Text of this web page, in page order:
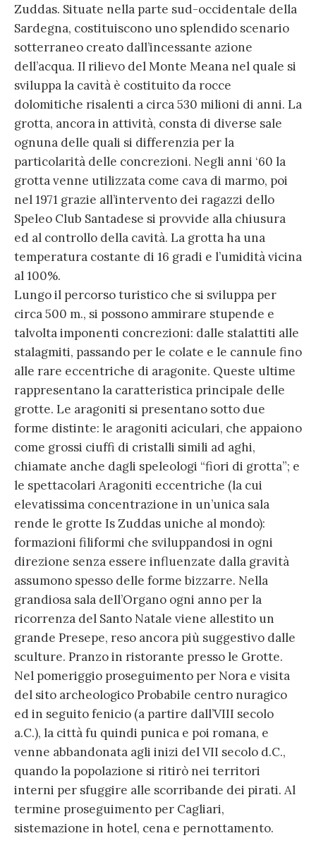
Zuddas. Situate nella parte sud-occidentale della
Sardegna, costituiscono uno splendido scenario
sotterraneo creato dall’incessante azione
dell’acqua. Il rilievo del Monte Meana nel quale si
sviluppa la cavità è costituito da rocce
dolomitiche risalenti a circa 530 milioni di anni. La
grotta, ancora in attività, consta di diverse sale
ognuna delle quali si differenzia per la
particolarità delle concrezioni. Negli anni ‘60 la
grotta venne utilizzata come cava di marmo, poi
nel 1971 grazie all’intervento dei ragazzi dello
Speleo Club Santadese si provvide alla chiusura
ed al controllo della cavità. La grotta ha una
temperatura costante di 16 gradi e l’umidità vicina
al 100%.
Lungo il percorso turistico che si sviluppa per
circa 500 m., si possono ammirare stupende e
talvolta imponenti concrezioni: dalle stalattiti alle
stalagmiti, passando per le colate e le cannule fino
alle rare eccentriche di aragonite. Queste ultime
rappresentano la caratteristica principale delle
grotte. Le aragoniti si presentano sotto due
forme distinte: le aragoniti aciculari, che appaiono
come grossi ciuffi di cristalli simili ad aghi,
chiamate anche dagli speleologi “fiori di grotta”; e
le spettacolari Aragoniti eccentriche (la cui
elevatissima concentrazione in un’unica sala
rende le grotte Is Zuddas uniche al mondo):
formazioni filiformi che sviluppandosi in ogni
direzione senza essere influenzate dalla gravità
assumono spesso delle forme bizzarre. Nella
grandiosa sala dell’Organo ogni anno per la
ricorrenza del Santo Natale viene allestito un
grande Presepe, reso ancora più suggestivo dalle
sculture. Pranzo in ristorante presso le Grotte.
Nel pomeriggio proseguimento per Nora e visita
del sito archeologico Probabile centro nuragico
ed in seguito fenicio (a partire dall’VIII secolo
a.C.), la città fu quindi punica e poi romana, e
venne abbandonata agli inizi del VII secolo d.C.,
quando la popolazione si ritirò nei territori
interni per sfuggire alle scorribande dei pirati. Al
termine proseguimento per Cagliari,
sistemazione in hotel, cena e pernottamento.